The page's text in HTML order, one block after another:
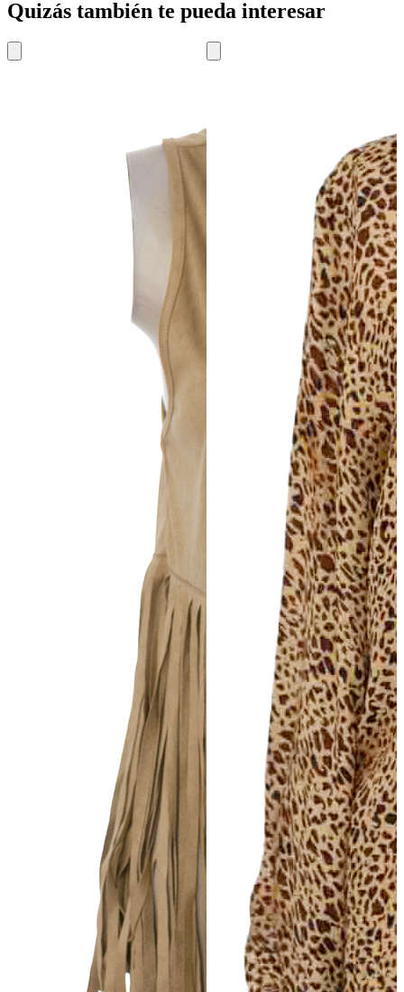
Quizás también te pueda interesar